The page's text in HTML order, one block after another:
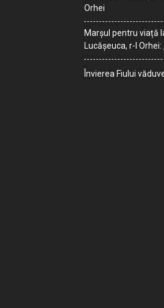
Orhei
Marșul pentru viață
Lucășeuca, r-l
Învierea Fiului